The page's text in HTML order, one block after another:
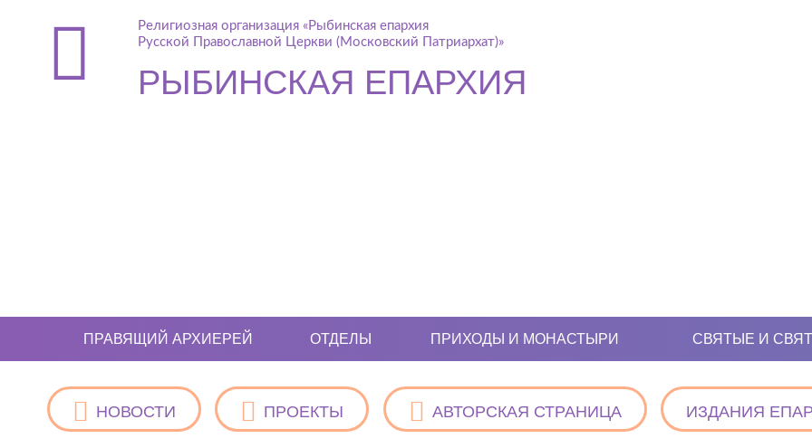
Религиозная организация «Рыбинская епархия
Русской Православной Церкви (Московский Патриархат)»
РЫБИНСКАЯ ЕПАРХИЯ
ПРАВЯЩИЙ АРХИЕРЕЙ ОТДЕЛЫ ПРИХОДЫ И МОНАСТЫРИ СВЯТЫЕ И
НОВОСТИ ПРОЕКТЫ АВТОРСКАЯ СТРАНИЦА ИЗДАНИЯ